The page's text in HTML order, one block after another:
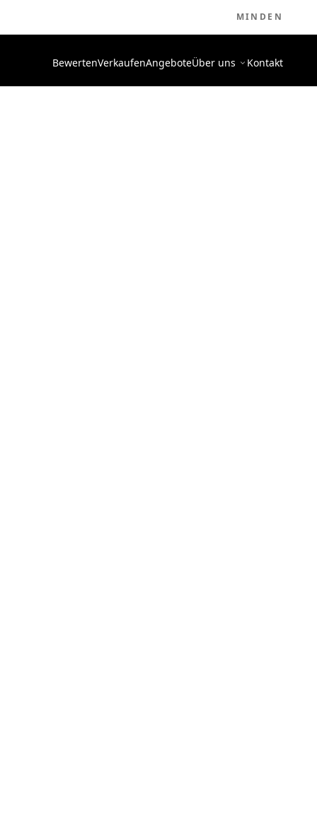
MINDEN
BewertenVerkaufenAngeboteÜber uns Kontakt